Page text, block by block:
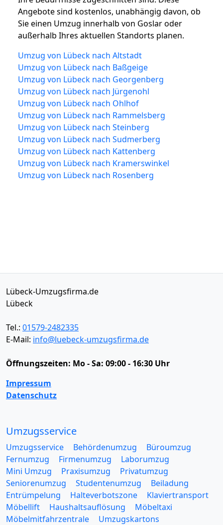
Angebote sind kostenlos, unabhängig davon, ob
Sie einen Umzug innerhalb von Goslar oder
außerhalb Ihres aktuellen Standorts planen.
Umzug von Lübeck nach Altstadt
Umzug von Lübeck nach Baßgeige
Umzug von Lübeck nach Georgenberg
Umzug von Lübeck nach Jürgenohl
Umzug von Lübeck nach Ohlhof
Umzug von Lübeck nach Rammelsberg
Umzug von Lübeck nach Steinberg
Umzug von Lübeck nach Sudmerberg
Umzug von Lübeck nach Kattenberg
Umzug von Lübeck nach Kramerswinkel
Umzug von Lübeck nach Rosenberg
Lübeck-Umzugsfirma.de
Lübeck
Tel.: 01579-2482335
E-Mail: info@luebeck-umzugsfirma.de
Öffnungszeiten: Mo - Sa: 09:00 - 16:30 Uhr
Impressum
Datenschutz
Umzugsservice
Umzugsservice Behördenumzug
Büroumzug
Fernumzug
Firmenumzug
Laborumzug
Mini Umzug
Praxisumzug
Privatumzug
Seniorenumzug
Studentenumzug
Beiladung
Entrümpelung
Halteverbotszone
Klaviertransport
Möbellift
Haushaltsauflösung
Möbeltaxi
Möbelmitfahrzentrale
Umzugskartons